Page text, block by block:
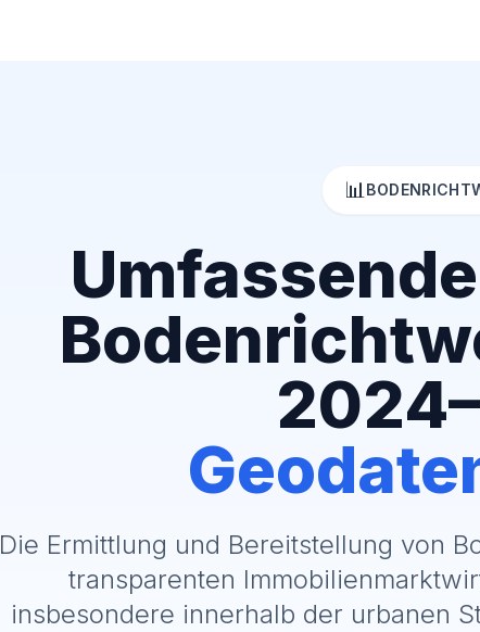
📊
Die Ermittlung und Bereitstellung von
transparenten
insbesondere innerhalb der urbanen